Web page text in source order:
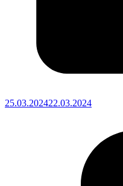
25.03.202422.03.2024